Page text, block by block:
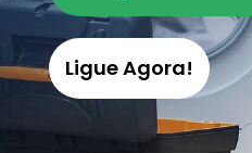
Ligue Agora!